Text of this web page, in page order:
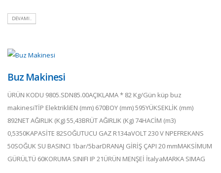
DEVAMI..
Buz Makinesi
ÜRÜN KODU 9805.SDN85.00AÇIKLAMA * 82 Kg/Gün küp buz
makinesiTİP ElektrikliEN (mm) 670BOY (mm) 595YÜKSEKLİK (mm)
892NET AĞIRLIK (Kg) 55,43BRÜT AĞIRLIK (Kg) 74HACİM (m3)
0,5350KAPASİTE 82SOĞUTUCU GAZ R134aVOLT 230 V NPEFREKANS
50SOĞUK SU BASINCI 1bar/5barDRANAJ GİRİŞ ÇAPI 20 mmMAKSİMUM
GÜRÜLTÜ 60KORUMA SINIFI IP 21ÜRÜN MENŞEİ İtalyaMARKA SIMAG